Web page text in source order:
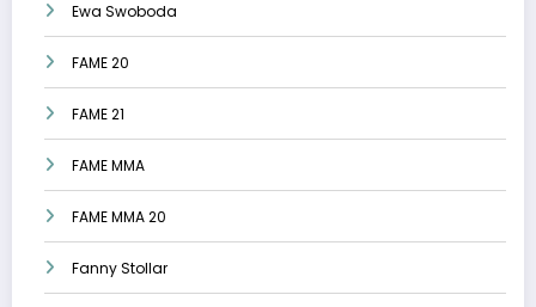
Ewa Swoboda
FAME 20
FAME 21
FAME MMA
FAME MMA 20
Fanny Stollar